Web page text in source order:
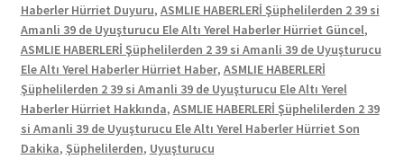
Haberler Hürriet Duyuru, ASMLIE HABERLERİ Şüphelilerden 2 39 si
Amanli 39 de Uyuşturucu Ele Altı Yerel Haberler Hürriet Güncel,
ASMLIE HABERLERİ Şüphelilerden 2 39 si Amanli 39 de Uyuşturucu
Ele Altı Yerel Haberler Hürriet Haber, ASMLIE HABERLERİ
Şüphelilerden 2 39 si Amanli 39 de Uyuşturucu Ele Altı Yerel
Haberler Hürriet Hakkında, ASMLIE HABERLERİ Şüphelilerden 2 39
si Amanli 39 de Uyuşturucu Ele Altı Yerel Haberler Hürriet Son
Dakika, Şüphelilerden, Uyuşturucu